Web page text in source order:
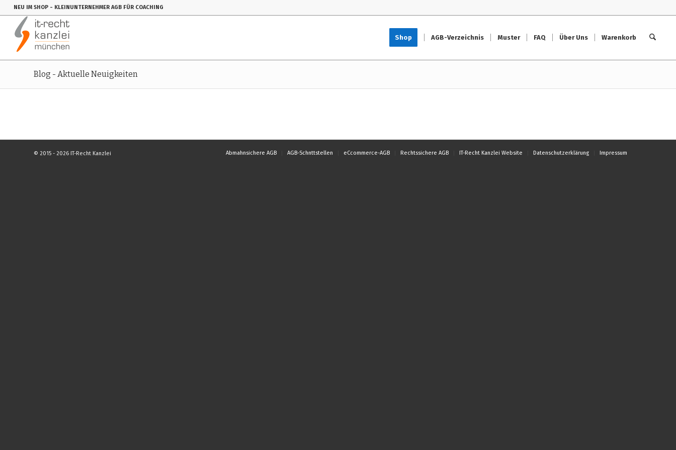
NEU IM SHOP - KLEINUNTERNEHMER AGB FÜR COACHING
Shop AGB-Verzeichnis Muster FAQ Über Uns Warenkorb
Blog - Aktuelle Neuigkeiten
© 2015 - 2026 IT-Recht Kanzlei Abmahnsichere AGB AGB-Schnttstellen eCcommerce-AGB Rechtssichere AGB IT-Recht Kanzlei Website Datenschutzerklärung Impressum